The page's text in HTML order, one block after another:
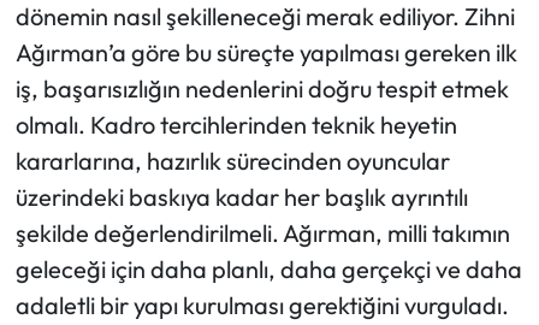
dönemin nasıl şekilleneceği merak ediliyor. Zihni
Ağırman’a göre bu süreçte yapılması gereken ilk
iş, başarısızlığın nedenlerini doğru tespit etmek
olmalı. Kadro tercihlerinden teknik heyetin
kararlarına, hazırlık sürecinden oyuncular
üzerindeki baskıya kadar her başlık ayrıntılı
şekilde değerlendirilmeli. Ağırman, milli takımın
geleceği için daha planlı, daha gerçekçi ve daha
adaletli bir yapı kurulması gerektiğini vurguladı.